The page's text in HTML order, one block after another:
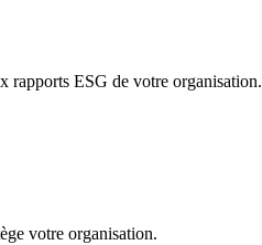
rapports ESG de votre organisation.
votre organisation.